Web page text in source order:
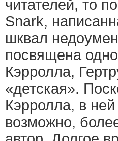
читателей, то
Snark,
шквал
посвящена
Кэрролла,
«детская».
Кэрролла, в
возможно,